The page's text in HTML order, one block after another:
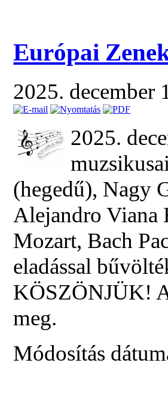
Európai
2025. december
2025.
(hegedű), Nagy
Alejandro Viana
Mozart, Bach
eladással
KÖSZÖNJÜK!
meg.
Módosítás